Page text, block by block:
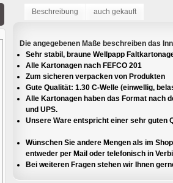
Beschreibung auch gekauft
Die angegebenen Maße beschreiben das
Sehr stabil, braune Wellpapp
Alle Kartonagen nach FEFCO 201
Zum sicheren verpacken von Produkten
Gute Qualität: 1.30 C-Welle (einwellig,
Alle Kartonagen haben das Format nach
und UPS.
Unsere Ware entspricht einer sehr guten
Wünschen Sie andere Mengen als im
entweder per Mail oder telefonisch in
Bei weiteren Fragen stehen wir Ihnen